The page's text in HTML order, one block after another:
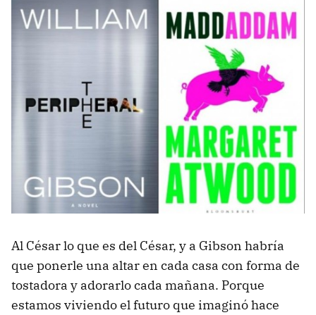
Al César lo que es del César, y a Gibson habría
que ponerle una altar en cada casa con forma de
tostadora y adorarlo cada mañana. Porque
estamos viviendo el futuro que imaginó hace